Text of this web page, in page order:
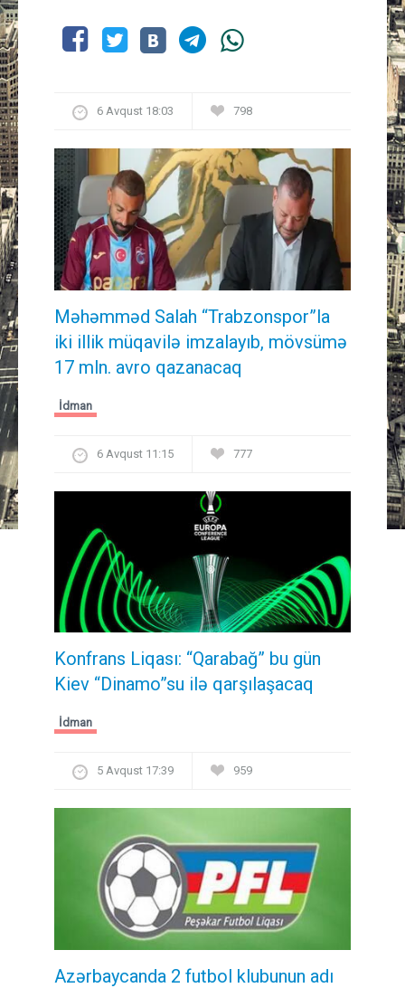
6 Avqust 18:03 798
Məhəmməd Salah “Trabzonspor”la
iki illik müqavilə imzalayıb, mövsümə
17 mln. avro qazanacaq
İdman
6 Avqust 11:15 777
Konfrans Liqası: “Qarabağ” bu gün
Kiev “Dinamo”su ilə qarşılaşacaq
İdman
5 Avqust 17:39 959
Azərbaycanda 2 futbol klubunun adı